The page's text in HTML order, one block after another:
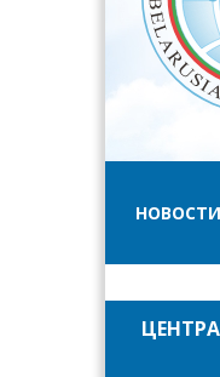
НОВОСТИ